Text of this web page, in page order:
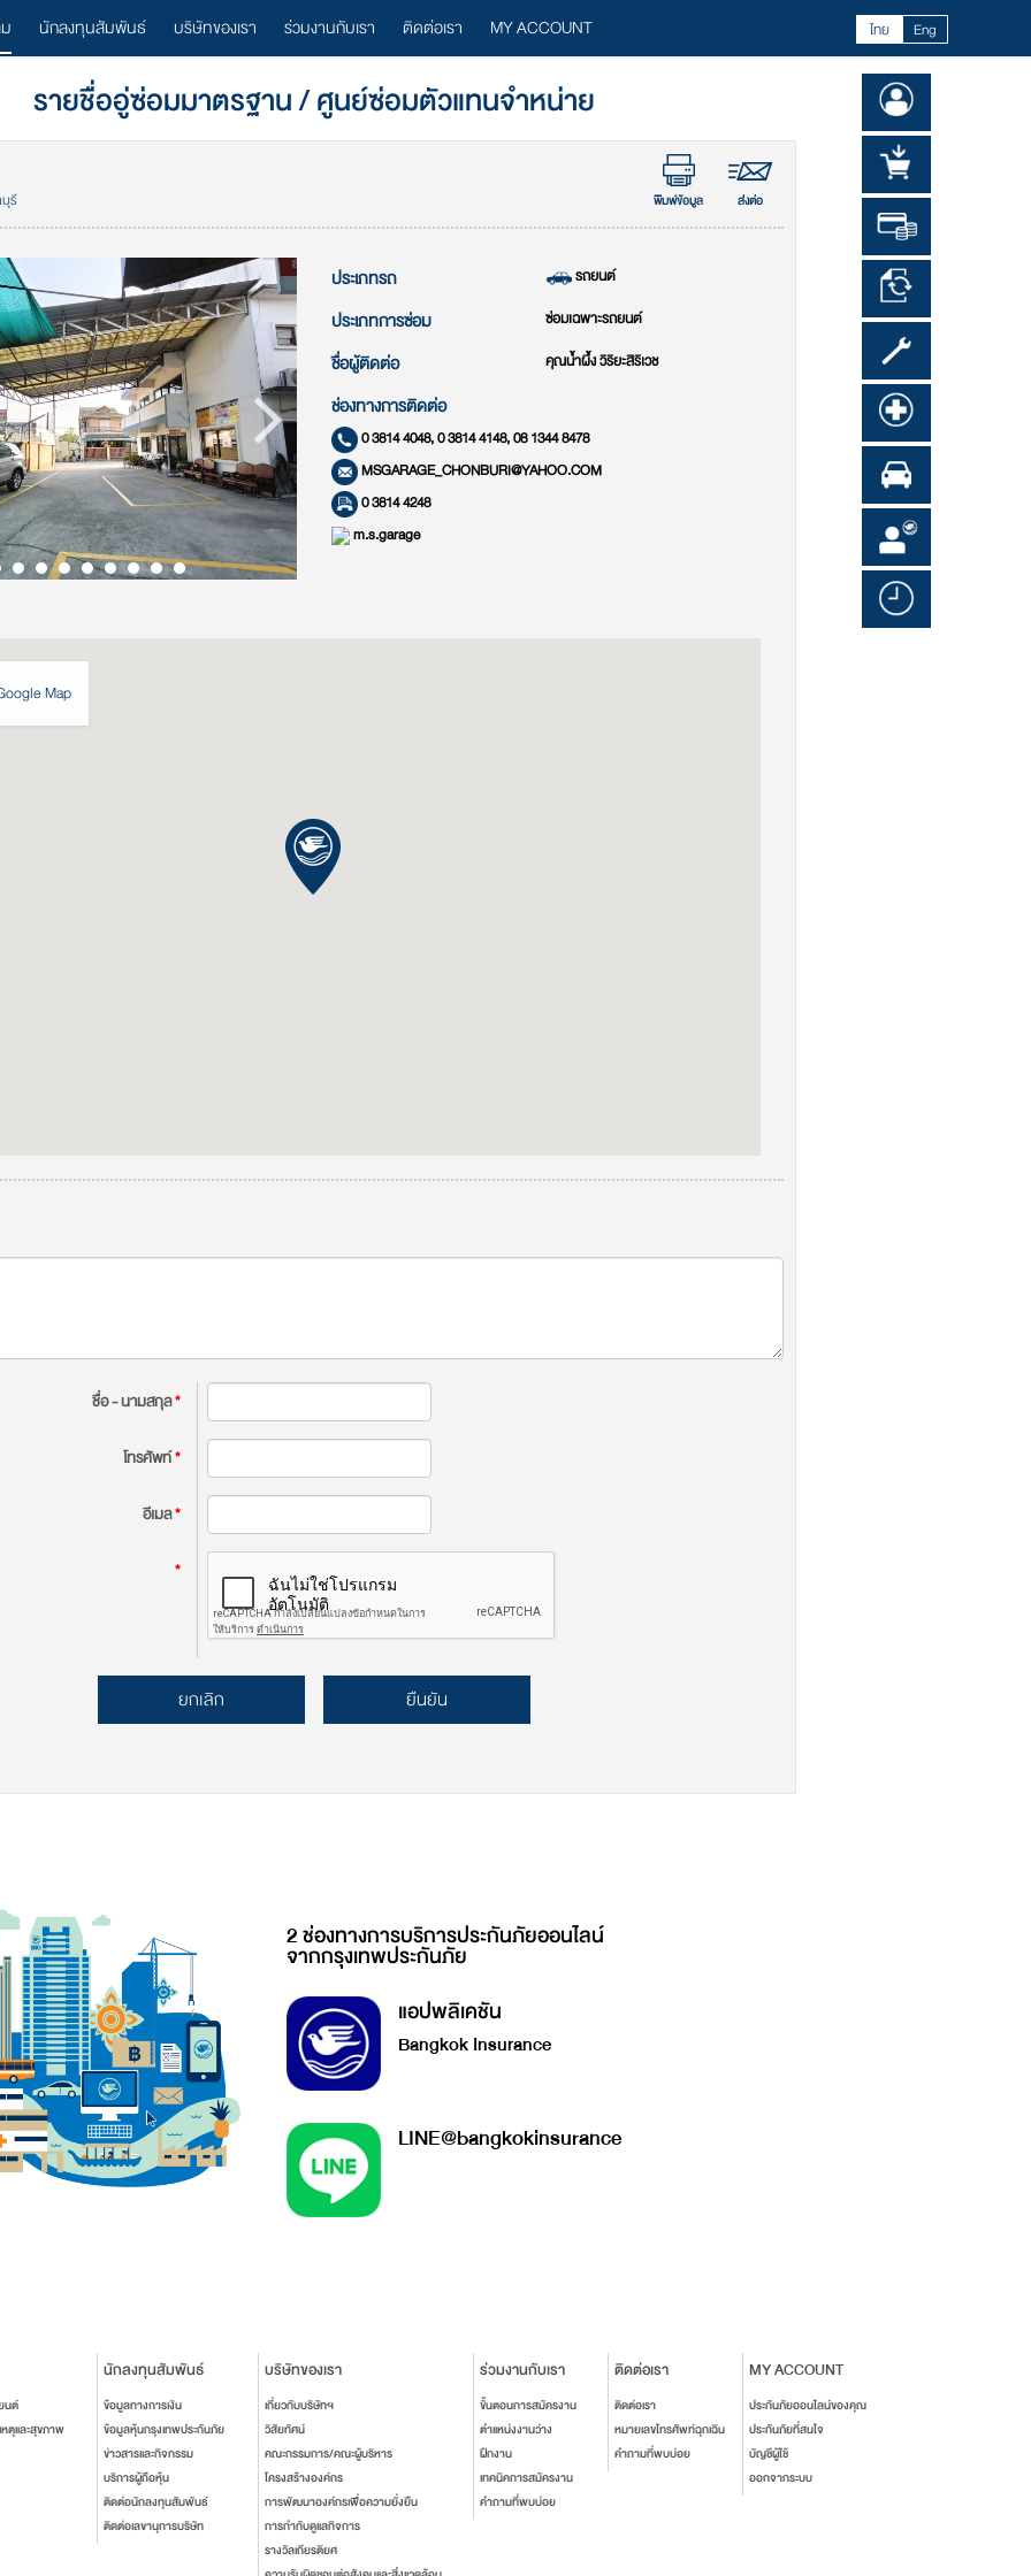
นักลงทุนสัมพันธ์ บริษัทของเรา ร่วมงานกับเรา ติดต่อเรา MY ACCOUNT ไทย Eng
รายชื่ออู่ซ่อมมาตรฐาน / ศูนย์ซ่อมตัวแทนจำหน่าย
รี พิมพ์ข้อมูล ส่งต่อ
ประเภทรถ รถยนต์
ประเภทการซ่อม ซ่อมเฉพาะรถยนต์
ชื่อผู้ติดต่อ คุณน้ำผึ้ง วิริยะสิริเวช
ช่องทางการติดต่อ
0 3814 4048, 0 3814 4148, 08 1344 8478
MSGARAGE_CHONBURI@YAHOO.COM
0 3814 4248
m.s.garage
Map
ชื่อ - นามสกุล*
โทรศัพท์*
อีเมล*
*
ยกเลิก ยืนยัน
2 ช่องทางการบริการประกันภัยออนไลน์
จากกรุงเทพประกันภัย
แอปพลิเคชัน
Bangkok Insurance
LINE@bangkokinsurance
นต์
ตุและสุขภาพ
นักลงทุนสัมพันธ์
ข้อมูลทางการเงิน
ข้อมูลหุ้นกรุงเทพประกันภัย
ข่าวสารและกิจกรรม
บริการผู้ถือหุ้น
ติดต่อนักลงทุนสัมพันธ์
ติดต่อเลขานุการบริษัท
บริษัทของเรา
เกี่ยวกับบริษัทฯ
วิสัยทัศน์
คณะกรรมการ/คณะผู้บริหาร
โครงสร้างองค์กร
การพัฒนาองค์กรเพื่อความยั่งยืน
การกำกับดูแลกิจการ
รางวัลเกียรติยศ
ร่วมงานกับเรา
ขั้นตอนการสมัครงาน
ตำแหน่งงานว่าง
ฝึกงาน
เทคนิคการสมัครงาน
คำถามที่พบบ่อย
ติดต่อเรา
ติดต่อเรา
หมายเลขโทรศัพท์ฉุกเฉิน
คำถามที่พบบ่อย
MY ACCOUNT
ประกันภัยออนไลน์ของคุณ
ประกันภัยที่สนใจ
บัญชีผู้ใช้
ออกจากระบบ